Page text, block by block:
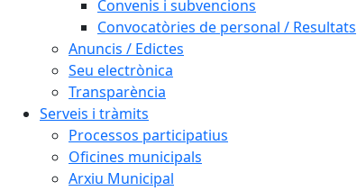
Convenis i subvencions
Convocatòries de personal / Resultats
Anuncis / Edictes
Seu electrònica
Transparència
Serveis i tràmits
Processos participatius
Oficines municipals
Arxiu Municipal